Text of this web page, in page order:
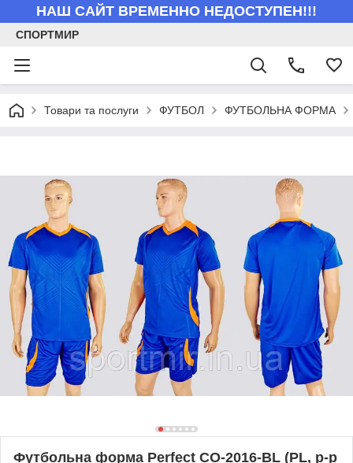
НАШ САЙТ ВРЕМЕННО НЕДОСТУПЕН!!!
СПОРТМИР
Товари та послуги ФУТБОЛ ФУТБОЛЬНА ФОРМА
Футбольна форма Perfect CO-2016-BL (PL, р-р